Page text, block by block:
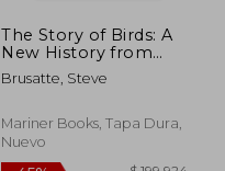
The Story of Birds: A
New History from
Their Dinosaur
Origins to the
Brusatte, Steve
Mariner Books, Tapa Dura,
Nuevo